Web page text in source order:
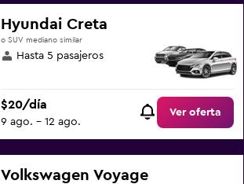
Hyundai Creta
o SUV mediano similar
Hasta 5 pasajeros
$20/día
9 ago. - 12 ago.
Ver oferta
Volkswagen Voyage